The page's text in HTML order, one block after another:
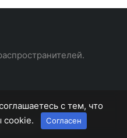
"Белн" © 2026
с тем, что
cookie.
Согласен